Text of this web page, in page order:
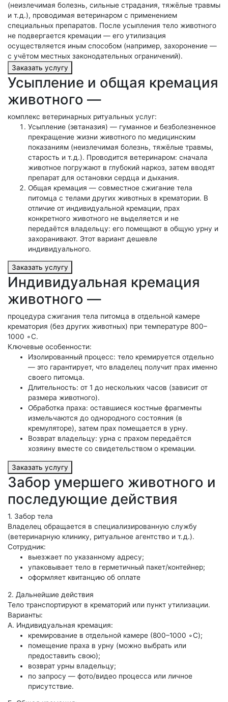
(неизлечимая болезнь, сильные страдания, тяжёлые травмы
и т. д.), проводимая ветеринаром с применением
специальных препаратов. После усыпления тело животного
не подвергается кремации — его утилизация
осуществляется иным способом (например, захоронение —
с учётом местных законодательных ограничений).
Заказать услугу
Усыпление и общая кремация
животного —
комплекс ветеринарных ритуальных услуг:
Усыпление (эвтаназия) — гуманное и безболезненное
прекращение жизни животного по медицинским
показаниям (неизлечимая болезнь, тяжёлые травмы,
старость и т. д.). Проводится ветеринаром: сначала
животное погружают в глубокий наркоз, затем вводят
препарат для остановки сердца и дыхания.
Общая кремация — совместное сжигание тела
питомца с телами других животных в крематории. В
отличие от индивидуальной кремации, прах
конкретного животного не выделяется и не
передаётся владельцу: его помещают в общую урну и
захоранивают. Этот вариант дешевле
индивидуального.
Заказать услугу
Индивидуальная кремация
животного —
процедура сжигания тела питомца в отдельной камере
крематория (без других животных) при температуре 800–
1000 ∘C.
Ключевые особенности:
Изолированный процесс: тело кремируется отдельно
— это гарантирует, что владелец получит прах именно
своего питомца.
Длительность: от 1 до нескольких часов (зависит от
размера животного).
Обработка праха: оставшиеся костные фрагменты
измельчаются до однородного состояния (в
кремуляторе), затем прах помещается в урну.
Возврат владельцу: урна с прахом передаётся
хозяину вместе со свидетельством о кремации.
Заказать услугу
Забор умершего животного и
последующие действия
1. Забор тела
Владелец обращается в специализированную службу
(ветеринарную клинику, ритуальное агентство и т. д.).
Сотрудник:
выезжает по указанному адресу;
упаковывает тело в герметичный пакет/контейнер;
оформляет квитанцию об оплате
2. Дальнейшие действия
Тело транспортируют в крематорий или пункт утилизации.
Варианты:
А. Индивидуальная кремация:
кремирование в отдельной камере (800–1000 ∘C);
помещение праха в урну (можно выбрать или
предоставить свою);
возврат урны владельцу;
по запросу — фото/видео процесса или личное
присутствие.